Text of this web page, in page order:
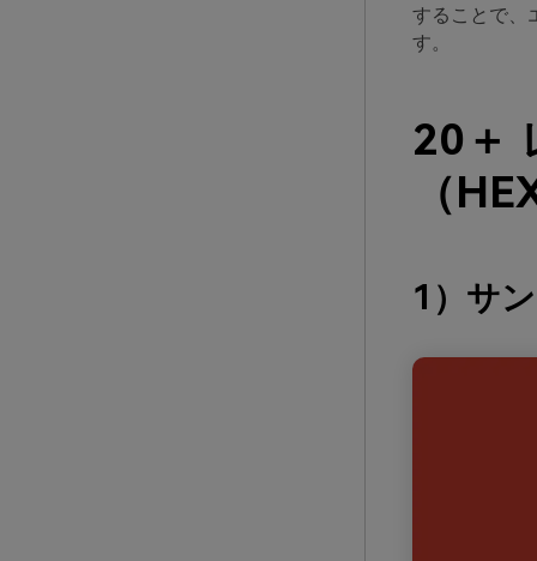
することで、
す。
20＋
（
1）サ